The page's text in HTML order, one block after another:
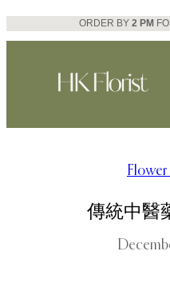
Skip
to
ORDER BY 2 PM
傳統中醫